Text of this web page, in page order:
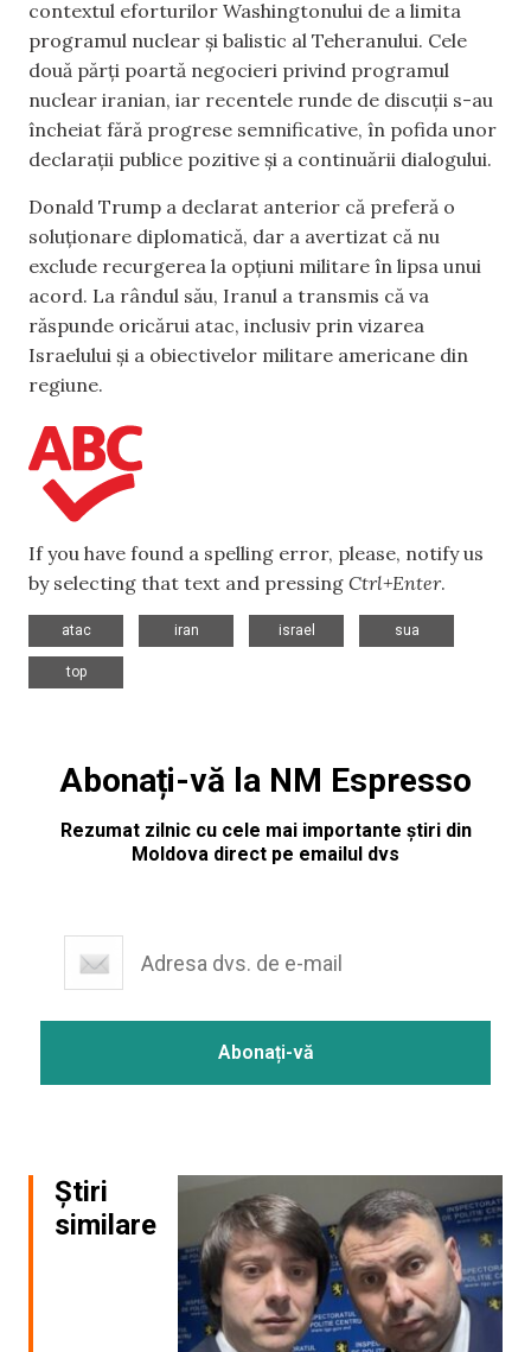
contextul eforturilor Washingtonului de a limita
programul nuclear și balistic al Teheranului. Cele
două părți poartă negocieri privind programul
nuclear iranian, iar recentele runde de discuții s-au
încheiat fără progrese semnificative, în pofida unor
declarații publice pozitive și a continuării dialogului.
Donald Trump a declarat anterior că preferă o
soluționare diplomatică, dar a avertizat că nu
exclude recurgerea la opțiuni militare în lipsa unui
acord. La rândul său, Iranul a transmis că va
răspunde oricărui atac, inclusiv prin vizarea
Israelului și a obiectivelor militare americane din
regiune.
If you have found a spelling error, please, notify us
by selecting that text and pressing Ctrl+Enter.
atac
iran
israel
sua
top
Abonați-vă la NM Espresso
Rezumat zilnic cu cele mai importante știri din
Moldova direct pe emailul dvs
Știri
similare